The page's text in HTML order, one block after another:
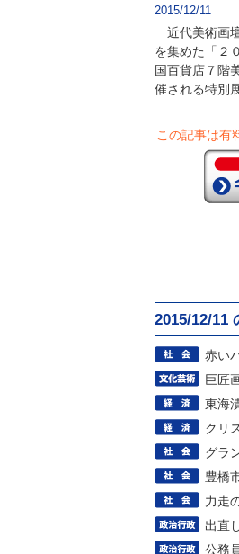
2015/12/11
近代美術画
を集めた「２
国百貨店７階
催される特別
この記事は有
2015/12/11
赤い
巨匠
東海
クリ
グラ
豊橋
力走
出直
公務